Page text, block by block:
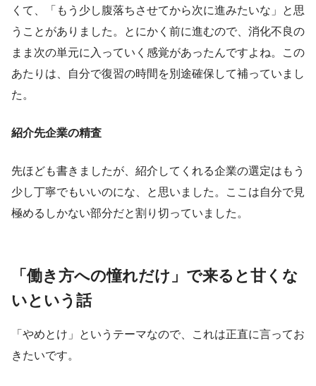
くて、「もう少し腹落ちさせてから次に進みたいな」と思
うことがありました。とにかく前に進むので、消化不良の
まま次の単元に入っていく感覚があったんですよね。この
あたりは、自分で復習の時間を別途確保して補っていまし
た。
紹介先企業の精査
先ほども書きましたが、紹介してくれる企業の選定はもう
少し丁寧でもいいのにな、と思いました。ここは自分で見
極めるしかない部分だと割り切っていました。
「働き方への憧れだけ」で来ると甘くな
いという話
「やめとけ」というテーマなので、これは正直に言ってお
きたいです。